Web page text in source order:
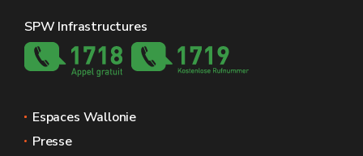
SPW Infrastructures
Espaces Wallonie
Presse